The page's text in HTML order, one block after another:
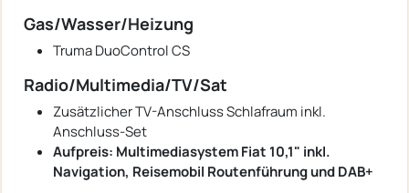
Gas/Wasser/Heizung
Truma DuoControl CS
Radio/Multimedia/TV/Sat
Zusätzlicher TV-Anschluss Schlafraum inkl.
Anschluss-Set
Aufpreis: Multimediasystem Fiat 10,1" inkl.
Navigation, Reisemobil Routenführung und DAB+